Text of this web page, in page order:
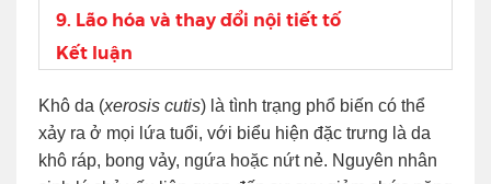
9. Lão hóa và thay đổi nội tiết tố
Kết luận
Khô da (xerosis cutis) là tình trạng phổ biến có thể
xảy ra ở mọi lứa tuổi, với biểu hiện đặc trưng là da
khô ráp, bong vảy, ngứa hoặc nứt nẻ. Nguyên nhân